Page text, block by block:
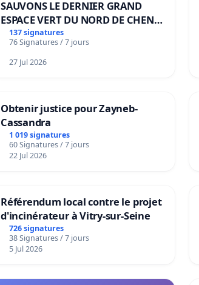
SAUVONS LE DERNIER GRAND
ESPACE VERT DU NORD DE CHENE-
BOUGERIES
137 signatures
76 Signatures / 7 jours
27 Jul 2026
Obtenir justice pour Zayneb-
Cassandra
1 019 signatures
60 Signatures / 7 jours
22 Jul 2026
Référendum local contre le projet
d'incinérateur à Vitry-sur-Seine
726 signatures
38 Signatures / 7 jours
5 Jul 2026